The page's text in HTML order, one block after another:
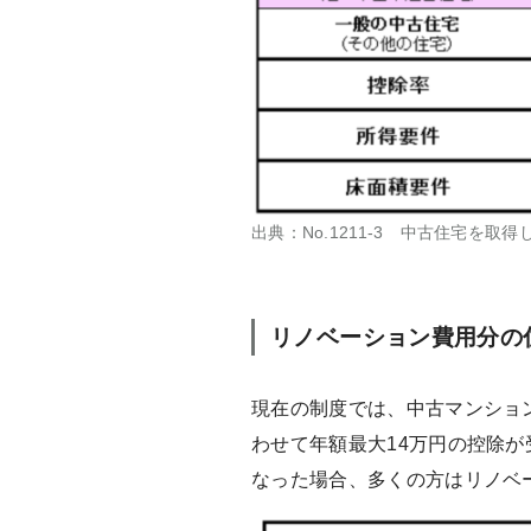
出典：No.1211-3 中古住宅を取得
リノベーション費用分
現在の制度では、中古マンシ
わせて年額最大14万円の控除
なった場合、多くの方はリノ